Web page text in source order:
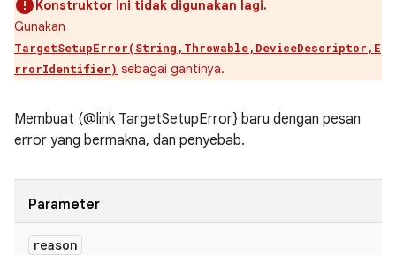
Konstruktor ini tidak digunakan lagi.
Gunakan
TargetSetupError(String,Throwable,DeviceDescriptor,E
rrorIdentifier) sebagai gantinya.
Membuat (@link TargetSetupError} baru dengan pesan
error yang bermakna, dan penyebab.
Parameter
reason